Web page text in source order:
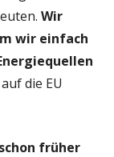
Wir
wir einfach
die EU
früher